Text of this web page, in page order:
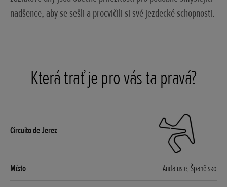
nadšence, aby se sešli a procvičili si své jezdecké schopnosti.
Která trať je pro vás ta pravá?
Andalusie, Španělsko